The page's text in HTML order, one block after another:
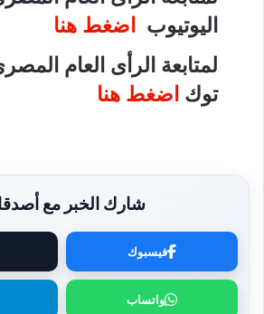
اليوتيوب
اضغط هنا
لمتابعة الرأى العام
توك اضغط هنا
شارك الخبر مع
فيسبوك
واتساب